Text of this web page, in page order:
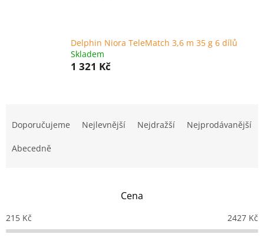
Delphin Niora TeleMatch 3,6 m 35 g 6 dílů
Skladem
1 321 Kč
o
d
Doporučujeme Nejlevnější Nejdražší Nejprodávanější
Abecedně
Cena
215 Kč 2427 Kč